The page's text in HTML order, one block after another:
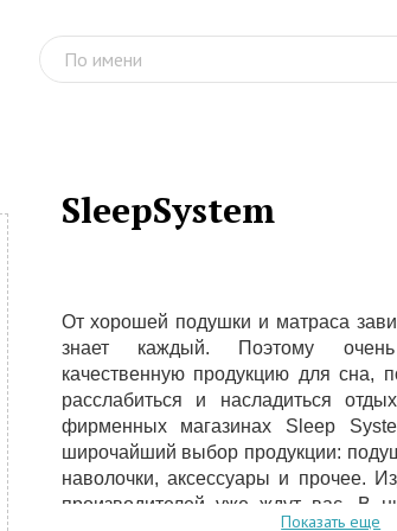
SleepSystem
От хорошей подушки и матраса
знает каждый. Поэтому
качественную продукцию для сна,
расслабиться и насладиться
фирменных магазинах Sleep
широчайший выбор продукции:
наволочки, аксессуары и прочее.
производителей уже ждут вас. В
Показать еще